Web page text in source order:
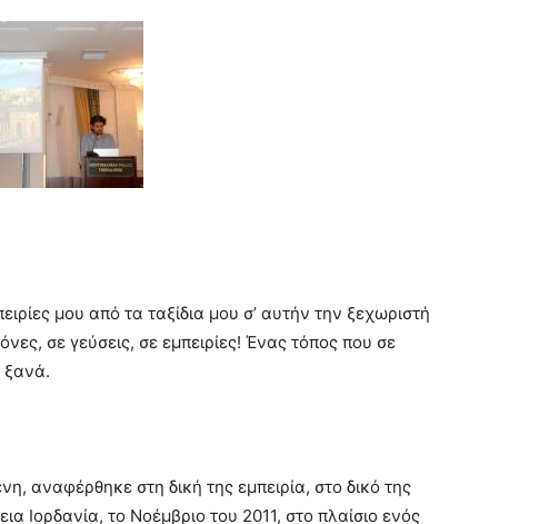
μου από τα ταξίδια μου σ’ αυτήν την ξεχωριστή
σε γεύσεις, σε εμπειρίες! Ένας τόπος που σε
ξανά.
αναφέρθηκε στη δική της εμπειρία, στο δικό της
Ιορδανία, το Νοέμβριο του 2011, στο πλαίσιο ενός